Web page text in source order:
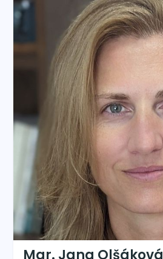
Mgr. Jana Olšáková